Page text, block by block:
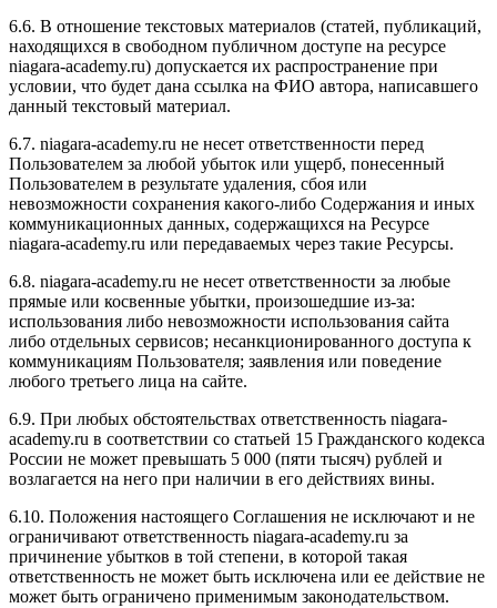
6.6. В отношение текстовых материалов (статей, публикаций,
находящихся в свободном публичном доступе на ресурсе
niagara-academy.ru) допускается их распространение при
условии, что будет дана ссылка на ФИО автора, написавшего
данный текстовый материал.
6.7. niagara-academy.ru не несет ответственности перед
Пользователем за любой убыток или ущерб, понесенный
Пользователем в результате удаления, сбоя или
невозможности сохранения какого-либо Содержания и иных
коммуникационных данных, содержащихся на Ресурсе
niagara-academy.ru или передаваемых через такие Ресурсы.
6.8. niagara-academy.ru не несет ответственности за любые
прямые или косвенные убытки, произошедшие из-за:
использования либо невозможности использования сайта
либо отдельных сервисов; несанкционированного доступа к
коммуникациям Пользователя; заявления или поведение
любого третьего лица на сайте.
6.9. При любых обстоятельствах ответственность niagara-
academy.ru в соответствии со статьей 15 Гражданского кодекса
России не может превышать 5 000 (пяти тысяч) рублей и
возлагается на него при наличии в его действиях вины.
6.10. Положения настоящего Соглашения не исключают и не
ограничивают ответственность niagara-academy.ru за
причинение убытков в той степени, в которой такая
ответственность не может быть исключена или ее действие не
может быть ограничено применимым законодательством.